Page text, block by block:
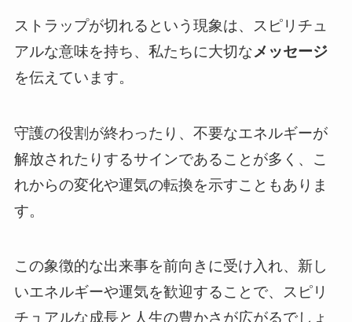
ストラップが切れるという現象は、スピリチュ
アルな意味を持ち、私たちに大切なメッセージ
を伝えています。
守護の役割が終わったり、不要なエネルギーが
解放されたりするサインであることが多く、こ
れからの変化や運気の転換を示すこともありま
す。
この象徴的な出来事を前向きに受け入れ、新し
いエネルギーや運気を歓迎することで、スピリ
チュアルな成長と人生の豊かさが広がるでしょ